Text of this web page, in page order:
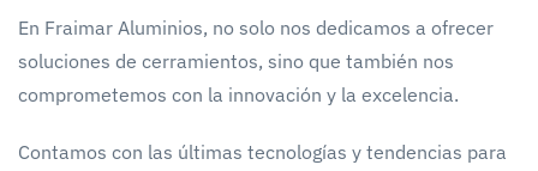
En Fraimar Aluminios, no solo nos dedicamos a ofrecer
soluciones de cerramientos, sino que también nos
comprometemos con la innovación y la excelencia.
Contamos con las últimas tecnologías y tendencias para